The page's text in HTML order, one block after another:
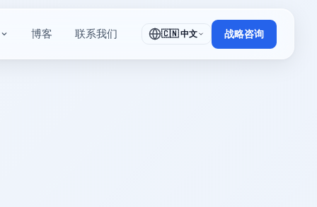
博客 联系我们 🇨🇳 中文 战略咨询